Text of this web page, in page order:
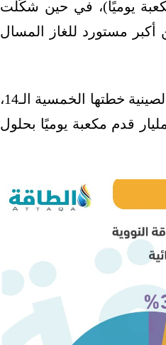
خطوط الأنابيب 16% (5.7 مليار قدم مكعبة يوميًا)، في حين شكّلت
أكبر مستورد للغاز المسال
أما بالنسبة إلى الإنتاج المحلي؛ ففي مارس/آذار 2022، أصدرت الحكومة الصينية خطتها الخمسية الـ14،
خلال المدة (2021-2025)، والتي تحدد هدف إنتاج الغاز المحلي عند 22.3 مليار قدم مكعبة يوميًا بحلول